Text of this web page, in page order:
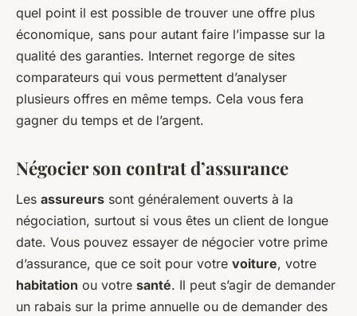
quel point il est possible de trouver une offre plus
économique, sans pour autant faire l’impasse sur la
qualité des garanties. Internet regorge de sites
comparateurs qui vous permettent d’analyser
plusieurs offres en même temps. Cela vous fera
gagner du temps et de l’argent.
Négocier son contrat d’assurance
Les assureurs sont généralement ouverts à la
négociation, surtout si vous êtes un client de longue
date. Vous pouvez essayer de négocier votre prime
d’assurance, que ce soit pour votre voiture, votre
habitation ou votre santé. Il peut s’agir de demander
un rabais sur la prime annuelle ou de demander des